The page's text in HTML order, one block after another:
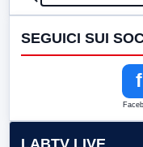
SEGUICI SUI
f
LABTV LIVE